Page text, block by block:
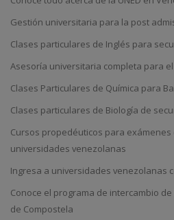
Gestión universitaria para la post
Clases particulares de Inglés para
Asesoría universitaria completa para
Clases Particulares de Química para
Clases particulares de Biología de
Cursos propedéuticos para exámenes
universidades venezolanas
Ingresa a universidades venezolanas
Conoce el programa de intercambio
de Compostela